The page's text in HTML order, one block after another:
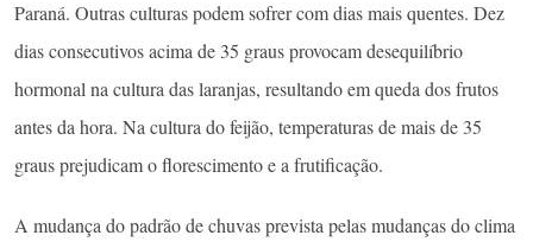
Paraná. Outras culturas podem sofrer com dias mais quentes. Dez
dias consecutivos acima de 35 graus provocam desequilíbrio
hormonal na cultura das laranjas, resultando em queda dos frutos
antes da hora. Na cultura do feijão, temperaturas de mais de 35
graus prejudicam o florescimento e a frutificação.
A mudança do padrão de chuvas prevista pelas mudanças do clima